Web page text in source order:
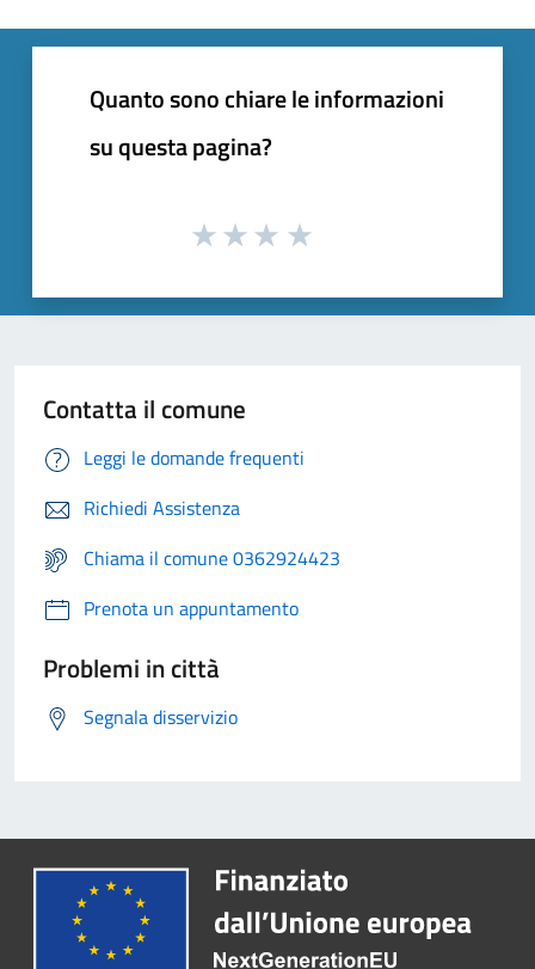
Quanto sono chiare le informazioni
su questa pagina?
Contatta il comune
Leggi le domande frequenti
Richiedi Assistenza
Chiama il comune 0362924423
Prenota un appuntamento
Problemi in città
Segnala disservizio